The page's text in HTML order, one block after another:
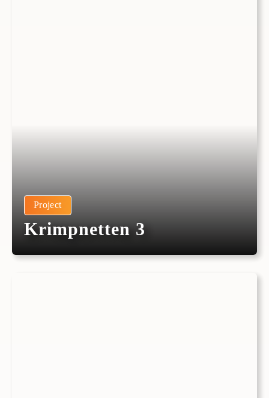
Project
Krimpnetten 3